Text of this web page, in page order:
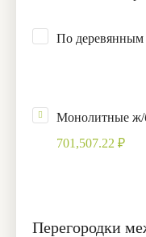
По деревянным
Монолитные ж/
701,507.22 ₽
Перегородки